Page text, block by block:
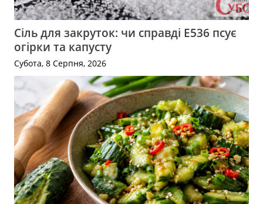
Сіль для закруток: чи справді Е536 псує
огірки та капусту
Субота, 8 Серпня, 2026